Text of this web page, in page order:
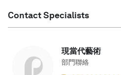
Contact Specialists
現當代藝術
部門聯絡